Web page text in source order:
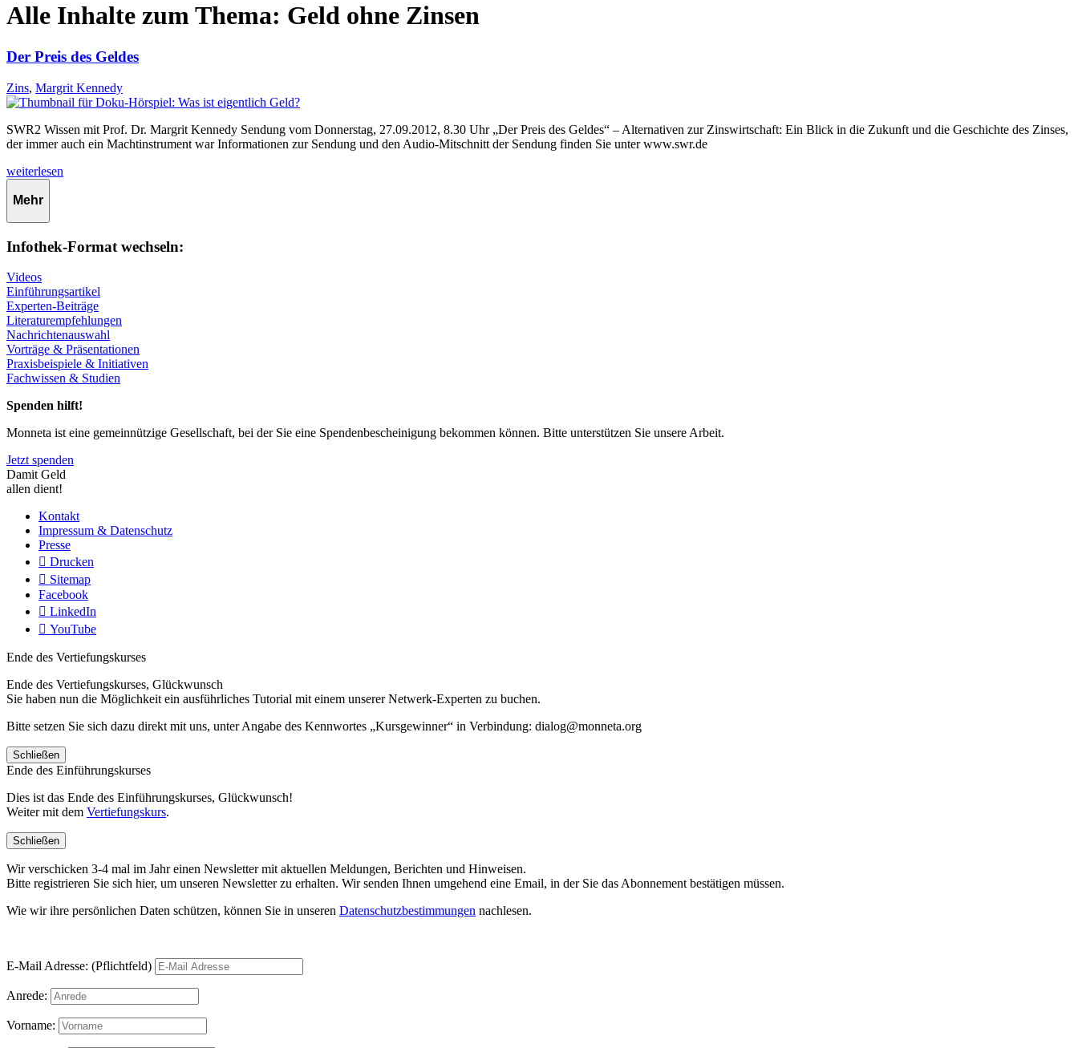
Alle Inhalte zum Thema: Geld ohne Zinsen
Der Preis des Geldes
Zins, Margrit Kennedy
SWR2 Wissen mit Prof. Dr. Margrit Kennedy Sendung vom Donnerstag, 27.09.2012, 8.30 Uhr „Der Preis des Geldes“ – Alternativen zur Zinswirtschaft: Ein Blick in die Zukunft und die Geschichte des Zinses,
der immer auch ein Machtinstrument war Informationen zur Sendung und den Audio-Mitschnitt der Sendung finden Sie unter www.swr.de
weiterlesen
Mehr
Infothek-Format wechseln:
Videos
Einführungsartikel
Experten-Beiträge
Literaturempfehlungen
Nachrichtenauswahl
Vorträge & Präsentationen
Praxisbeispiele & Initiativen
Fachwissen & Studien
Spenden hilft!
Monneta ist eine gemeinnützige Gesellschaft, bei der Sie eine Spendenbescheinigung bekommen können. Bitte unterstützen Sie unsere Arbeit.
Jetzt spenden
Damit Geld
allen dient!
Kontakt
Impressum & Datenschutz
Presse
Drucken
Sitemap
Facebook
LinkedIn
YouTube
Ende des Vertiefungskurses
Ende des Vertiefungskurses, Glückwunsch
Sie haben nun die Möglichkeit ein ausführliches Tutorial mit einem unserer Netwerk-Experten zu buchen.
Bitte setzen Sie sich dazu direkt mit uns, unter Angabe des Kennwortes „Kursgewinner“ in Verbindung: dialog@monneta.org
Schließen
Ende des Einführungskurses
Dies ist das Ende des Einführungskurses, Glückwunsch!
Weiter mit dem Vertiefungskurs.
Schließen
Wir verschicken 3-4 mal im Jahr einen Newsletter mit aktuellen Meldungen, Berichten und Hinweisen.
Bitte registrieren Sie sich hier, um unseren Newsletter zu erhalten. Wir senden Ihnen umgehend eine Email, in der Sie das Abonnement bestätigen müssen.
Wie wir ihre persönlichen Daten schützen, können Sie in unseren Datenschutzbestimmungen nachlesen.
E-Mail Adresse: (Pflichtfeld)
Anrede:
Vorname: